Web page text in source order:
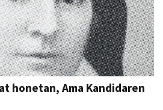
honetan, Ama Kandidaren